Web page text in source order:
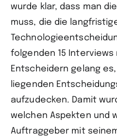
wurde klar, dass man
muss, die die
folgenden 15 Interviews
Entscheidern gelang
liegenden
aufzudecken. Damit
welchen Aspekten und
Auftraggeber mit